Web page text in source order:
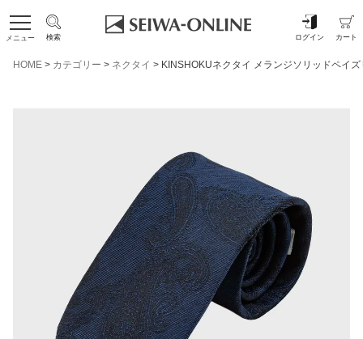
メニュー 検索 ログイン カート
HOME カテゴリー ネクタイ KINSHOKUネクタイ メランジソリッドペイ